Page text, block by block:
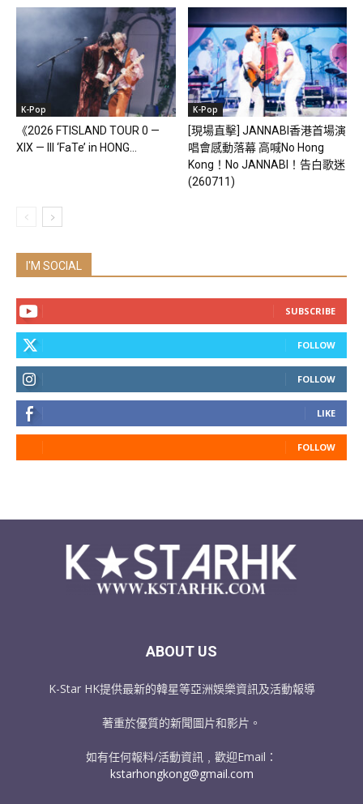
K-Pop
《2026 FTISLAND TOUR 0 —
XIX — III ‘FaTe’ in HONG...
K-Pop
[現場直擊] JANNABI香港首場演
唱會感動落幕 高喊No Hong
Kong！No JANNABI！告白歌迷
(260711)
I'M SOCIAL
SUBSCRIBE
FOLLOW
FOLLOW
LIKE
FOLLOW
ABOUT US
K-Star HK提供最新的韓星等亞洲娛樂資訊及活動報導
著重於優質的新聞圖片和影片。
如有任何報料/活動資訊﹐歡迎Email：
kstarhongkong@gmail.com